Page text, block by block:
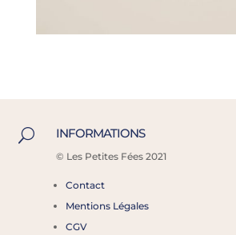
U INFORMATIONS
© Les Petites Fées 2021
Contact
Mentions Légales
CGV